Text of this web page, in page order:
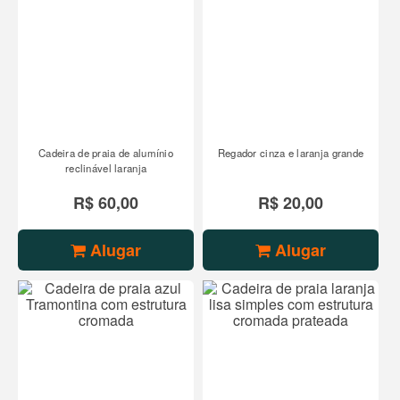
Cadeira de praia de alumínio
reclinável laranja
R$ 60,00
Alugar
Regador cinza e laranja grande
R$ 20,00
Alugar